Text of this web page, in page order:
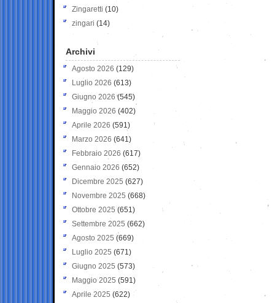
Zingaretti (10)
zingari (14)
Archivi
Agosto 2026 (129)
Luglio 2026 (613)
Giugno 2026 (545)
Maggio 2026 (402)
Aprile 2026 (591)
Marzo 2026 (641)
Febbraio 2026 (617)
Gennaio 2026 (652)
Dicembre 2025 (627)
Novembre 2025 (668)
Ottobre 2025 (651)
Settembre 2025 (662)
Agosto 2025 (669)
Luglio 2025 (671)
Giugno 2025 (573)
Maggio 2025 (591)
Aprile 2025 (622)